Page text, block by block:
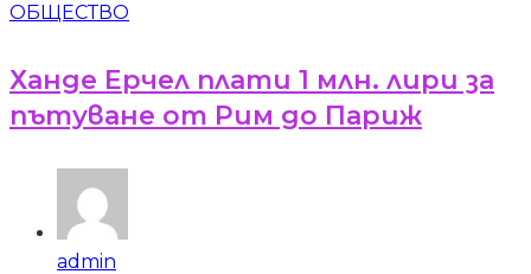
ОБЩЕСТВО
Ханде Ерчел плати 1 млн. лири за
пътуване от Рим до Париж
admin